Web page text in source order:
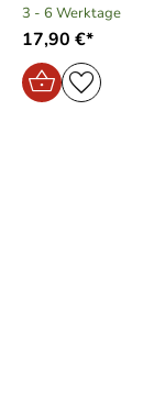
3 - 6 Werktage
17,90 €*